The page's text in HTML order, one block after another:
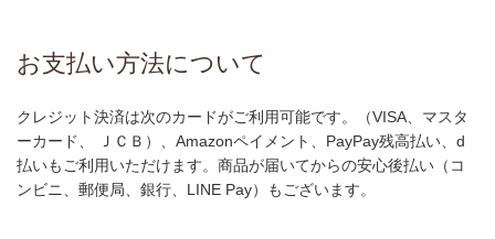
お支払い方法について
クレジット決済は次のカードがご利用可能です。（VISA、マスタ
ーカード、 ＪＣＢ）、Amazonペイメント、PayPay残高払い、d
払いもご利用いただけます。商品が届いてからの安心後払い（コ
ンビニ、郵便局、銀行、LINE Pay）もございます。